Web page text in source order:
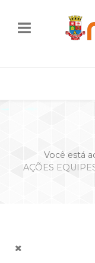
Você está
AÇÕES